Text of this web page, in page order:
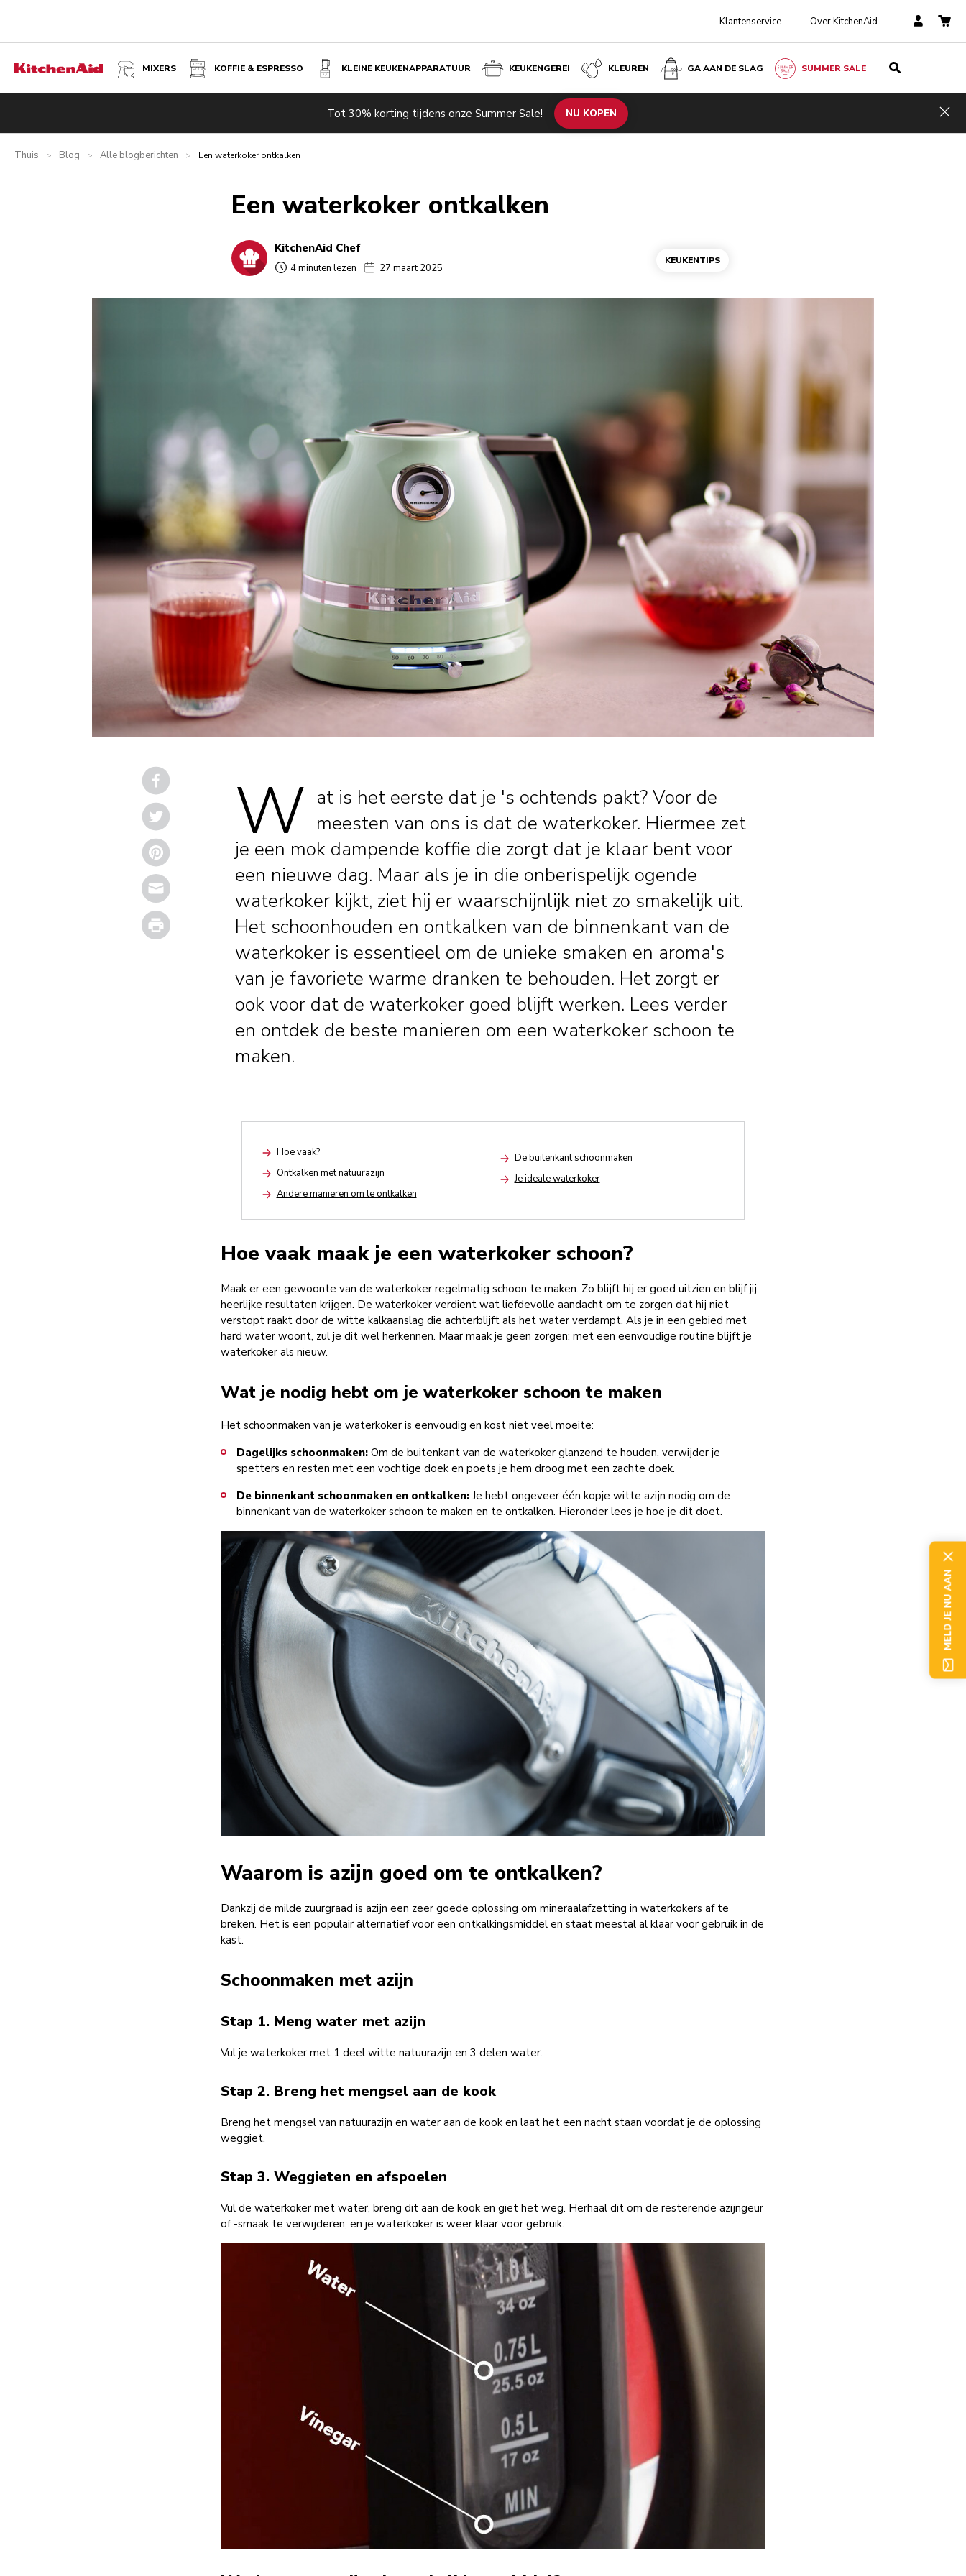
Klantenservice Over KitchenAid
MIXERS KOFFIE & ESPRESSO KLEINE KEUKENAPPARATUUR KEUKENGEREI KLEUREN GA AAN DE SLAG SUMMER SALE
Tot 30% korting tijdens onze Summer Sale! NU KOPEN
Thuis > Blog > Alle blogberichten > Een waterkoker ontkalken
Een waterkoker ontkalken
KitchenAid Chef
4 minuten lezen 27 maart 2025
KEUKENTIPS
Email
Print
W at is het eerste dat je 's ochtends pakt? Voor de
meesten van ons is dat de waterkoker. Hiermee zet
je een mok dampende koffie die zorgt dat je klaar bent voor
een nieuwe dag. Maar als je in die onberispelijk ogende
waterkoker kijkt, ziet hij er waarschijnlijk niet zo smakelijk uit.
Het schoonhouden en ontkalken van de binnenkant van de
waterkoker is essentieel om de unieke smaken en aroma's
van je favoriete warme dranken te behouden. Het zorgt er
ook voor dat de waterkoker goed blijft werken. Lees verder
en ontdek de beste manieren om een waterkoker schoon te
maken.
Arrow
Hoe vaak?
Arrow
Ontkalken met natuurazijn
Arrow
Andere manieren om te ontkalken
Arrow
De buitenkant schoonmaken
Arrow
Je ideale waterkoker
Hoe vaak maak je een waterkoker schoon?
Maak er een gewoonte van de waterkoker regelmatig schoon te maken. Zo blijft hij er goed uitzien en blijf jij
heerlijke resultaten krijgen. De waterkoker verdient wat liefdevolle aandacht om te zorgen dat hij niet
verstopt raakt door de witte kalkaanslag die achterblijft als het water verdampt. Als je in een gebied met
hard water woont, zul je dit wel herkennen. Maar maak je geen zorgen: met een eenvoudige routine blijft je
waterkoker als nieuw.
Wat je nodig hebt om je waterkoker schoon te maken
Het schoonmaken van je waterkoker is eenvoudig en kost niet veel moeite:
Dagelijks schoonmaken: Om de buitenkant van de waterkoker glanzend te houden, verwijder je
spetters en resten met een vochtige doek en poets je hem droog met een zachte doek.
De binnenkant schoonmaken en ontkalken: Je hebt ongeveer één kopje witte azijn nodig om de
binnenkant van de waterkoker schoon te maken en te ontkalken. Hieronder lees je hoe je dit doet.
Waarom is azijn goed om te ontkalken?
Dankzij de milde zuurgraad is azijn een zeer goede oplossing om mineraalafzetting in waterkokers af te
breken. Het is een populair alternatief voor een ontkalkingsmiddel en staat meestal al klaar voor gebruik in de
kast.
Schoonmaken met azijn
Stap 1. Meng water met azijn
Vul je waterkoker met 1 deel witte natuurazijn en 3 delen water.
Stap 2. Breng het mengsel aan de kook
Breng het mengsel van natuurazijn en water aan de kook en laat het een nacht staan voordat je de oplossing
weggiet.
Stap 3. Weggieten en afspoelen
Vul de waterkoker met water, breng dit aan de kook en giet het weg. Herhaal dit om de resterende azijngeur
of -smaak te verwijderen, en je waterkoker is weer klaar voor gebruik.
MELD JE NU AAN